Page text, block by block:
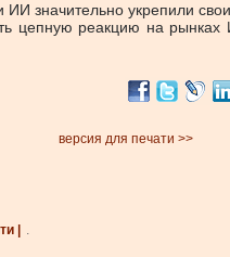
значительно укрепили
реакцию на рынках
версия для печати >>
|
.